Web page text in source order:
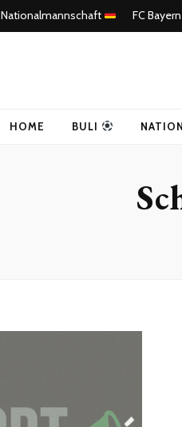
Nationalmannschaft FC Bayern
HOME BULI